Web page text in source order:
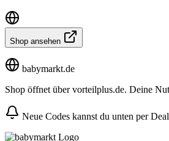
Shop ansehen
babymarkt.de
Shop öffnet über vorteilplus.de. Deine
Neue Codes kannst du unten per